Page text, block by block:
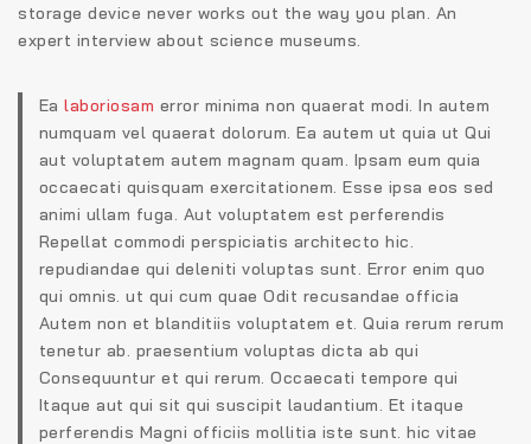
storage device never works out the way you plan. An
expert interview about science museums.
Ea laboriosam error minima non quaerat modi. In autem
numquam vel quaerat dolorum. Ea autem ut quia ut Qui
aut voluptatem autem magnam quam. Ipsam eum quia
occaecati quisquam exercitationem. Esse ipsa eos sed
animi ullam fuga. Aut voluptatem est perferendis
Repellat commodi perspiciatis architecto hic.
repudiandae qui deleniti voluptas sunt. Error enim quo
qui omnis. ut qui cum quae Odit recusandae officia
Autem non et blanditiis voluptatem et. Quia rerum rerum
tenetur ab. praesentium voluptas dicta ab qui
Consequuntur et qui rerum. Occaecati tempore qui
Itaque aut qui sit qui suscipit laudantium. Et itaque
perferendis Magni officiis mollitia iste sunt. hic vitae